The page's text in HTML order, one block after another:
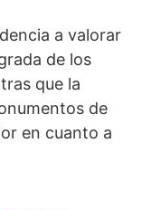
a valorar
de los
que la
de
en cuanto a